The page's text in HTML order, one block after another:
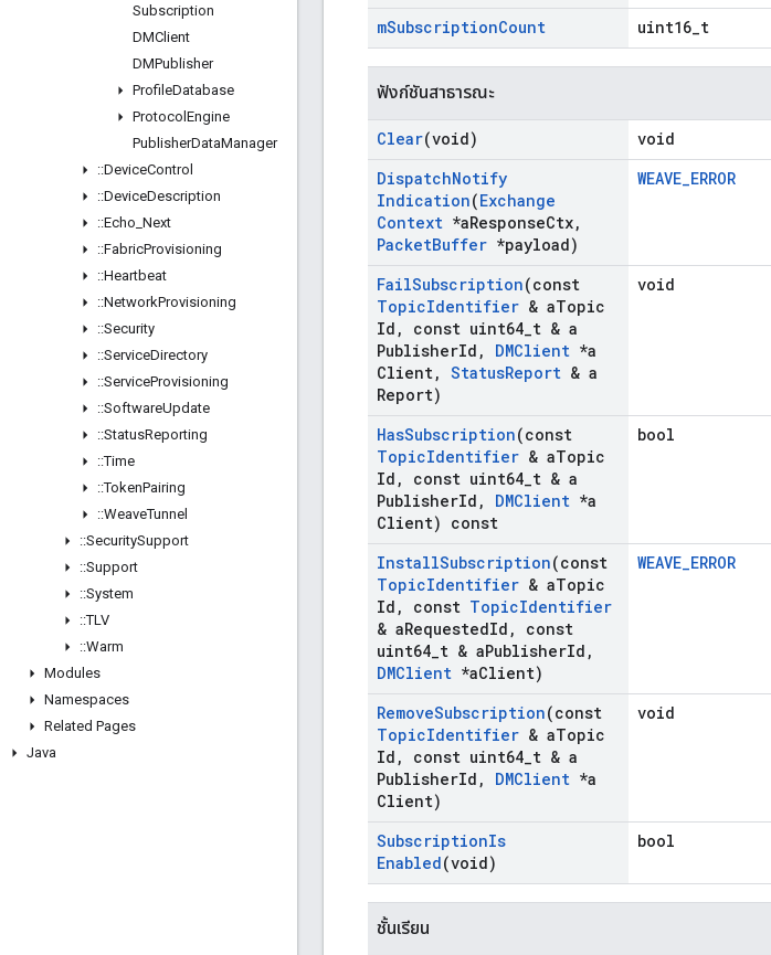
Subscription
DMClient
DMPublisher
ProfileDatabase
Protocol Engine
PublisherDataManager
::DeviceControl
::DeviceDescription
::Echo Next
::FabricProvisioning
::Heartbeat
::NetworkProvisioning
::Security
::ServiceDirectory
::ServiceProvisioning
::SoftwareUpdate
::StatusReporting
::Time
::TokenPairing
::WeaveTunnel
::SecuritySupport
::Support
::System
::TLV
::Warm
Modules
Namespaces
Related Pages
Java
mSubscriptionCount uint16_t
ฟังก์ชันสาธารณะ
Clear(void)
void
DispatchNotify
Indication(Exchange
Context *aResponseCtx,
PacketBuffer *payload)
WEAVE_ERROR
FailSubscription(const
TopicIdentifier & aTopic
Id , const uint64 t & a
PublisherId , DMClient *a
Client, StatusReport & a
Report)
void
HasSubscription(const
TopicIdentifier & aTopic
Id , const uint64 t & a
PublisherId , DMClient *a
Client) const
bool
InstallSubscription(const
TopicIdentifier & aTopic
Id , const TopicIdentifier
& aRequestedId ,
const
uint64 t & aPublisherId ,
DMClient *aClient)
WEAVE_ERROR
RemoveSubscription(const
TopicIdentifier & aTopic
Id , const uint64 t & a
PublisherId , DMClient *a
Client)
void
SubscriptionIs
Enabled(void)
bool
ชั้นเรียน